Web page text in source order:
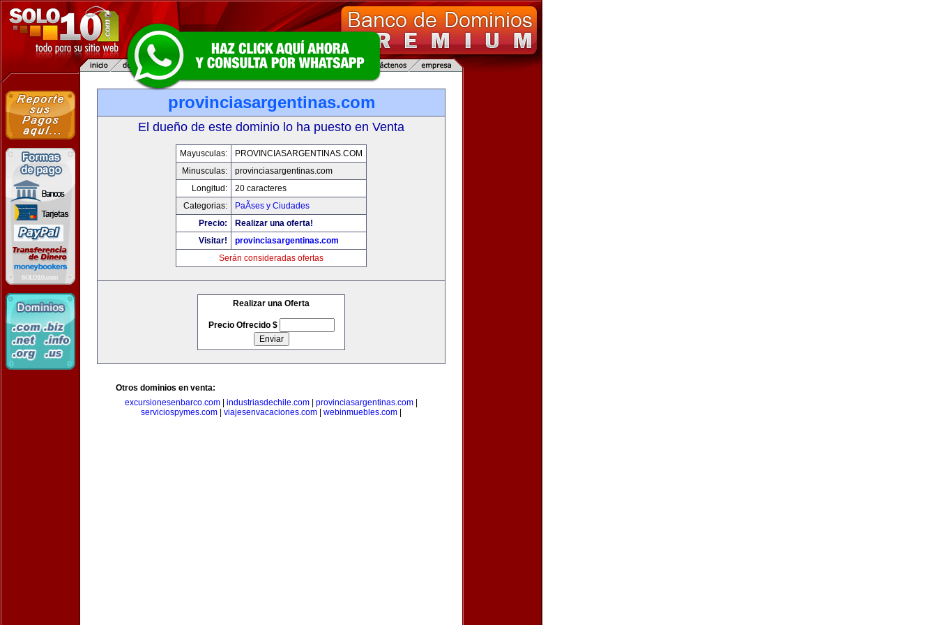
provinciasargentinas.com
El dueño de este dominio lo ha puesto en Venta
Mayusculas:
PROVINCIASARGENTINAS.COM
Minusculas:
provinciasargentinas.com
Longitud:
20 caracteres
Categorias:
PaÃ­ses y Ciudades
Precio:
Realizar una oferta!
Visitar!
provinciasargentinas.com
Serán consideradas ofertas
Realizar una Oferta
Precio Ofrecido $
Otros dominios en venta:
excursionesenbarco.com
industriasdechile.com provinciasargentinas.com
serviciospymes.com
viajesenvacaciones.com webinmuebles.com